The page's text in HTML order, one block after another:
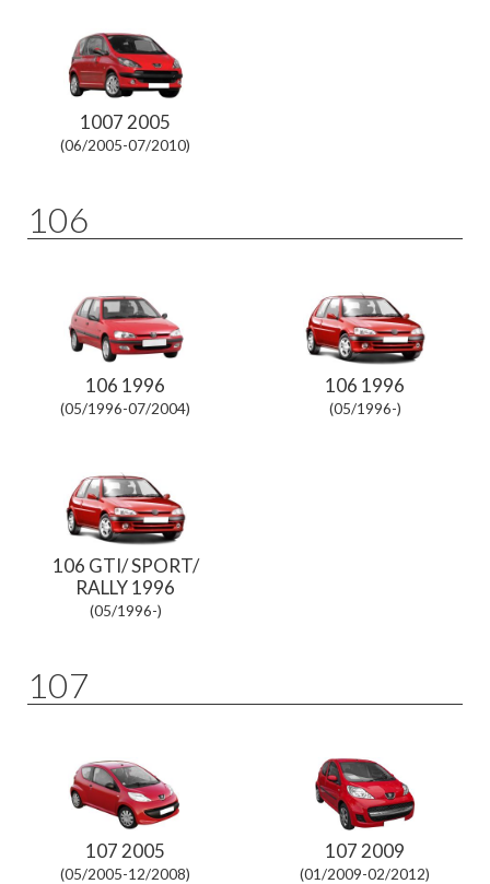
1007 2005
(06/2005-07/2010)
106
106 1996
(05/1996-07/2004)
106 1996
(05/1996-)
106 GTI/ SPORT/
RALLY 1996
(05/1996-)
107
107 2005
(05/2005-12/2008)
107 2009
(01/2009-02/2012)